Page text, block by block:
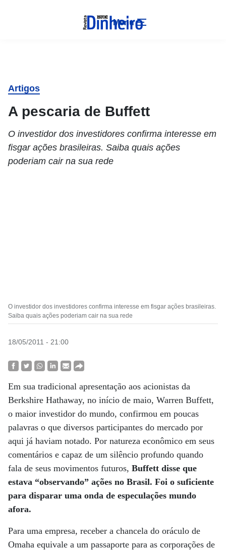
Menu
Artigos
A pescaria de Buffett
O investidor dos investidores confirma interesse em
fisgar ações brasileiras. Saiba quais ações
poderiam cair na sua rede
O investidor dos investidores confirma interesse em fisgar ações brasileiras.
Saiba quais ações poderiam cair na sua rede
18/05/2011 - 21:00
Em sua tradicional apresentação aos acionistas da
Berkshire Hathaway, no início de maio, Warren Buffett,
o maior investidor do mundo, confirmou em poucas
palavras o que diversos participantes do mercado por
aqui já haviam notado. Por natureza econômico em seus
comentários e capaz de um silêncio profundo quando
fala de seus movimentos futuros, Buffett disse que
estava “observando” ações no Brasil. Foi o suficiente
para disparar uma onda de especulações mundo
afora.
Para uma empresa, receber a chancela do oráculo de
Omaha equivale a um passaporte para as corporações de